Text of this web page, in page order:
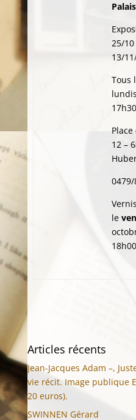
25/10
13/
Tous
17h30
Place
12 –
le
18h00
Articles récents
Jean-Jacques Adam –,
vie récit. Image publique
20 euros).
SWINNEN Gérard